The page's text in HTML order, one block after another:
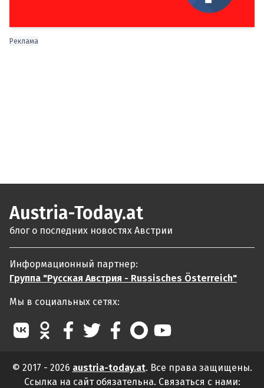
Реклама
Austria-Today.at
блог о последних новостях Австрии
Информационный партнер:
Группа "Русская Австрия - Russisches Österreich"
Мы в социальных сетях:
© 2017 - 2026 austria-today.at. Все права защищены.
Ссылка на сайт обязательна. Связаться с нами: